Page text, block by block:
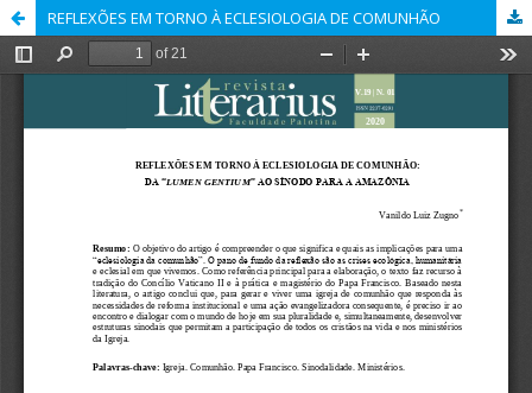
REFLEXÕES EM TORNO À ECLESIOLOGIA DE COMUNHÃO